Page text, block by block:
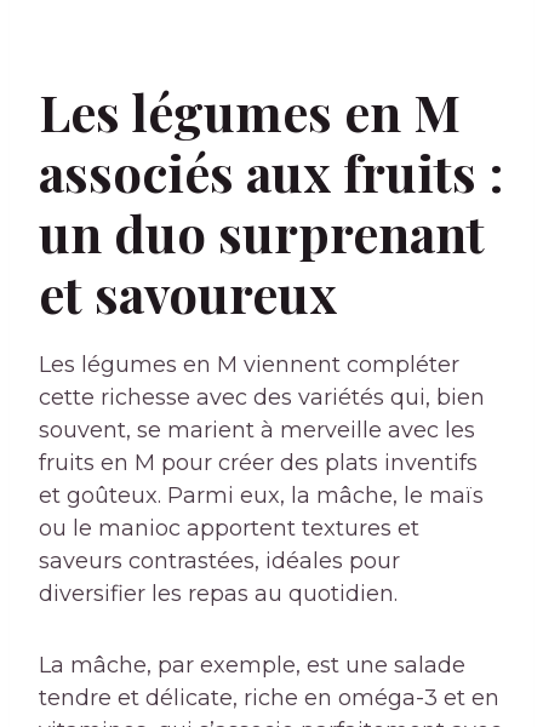
Les légumes en M
associés aux fruits :
un duo surprenant
et savoureux
Les légumes en M viennent compléter
cette richesse avec des variétés qui, bien
souvent, se marient à merveille avec les
fruits en M pour créer des plats inventifs
et goûteux. Parmi eux, la mâche, le maïs
ou le manioc apportent textures et
saveurs contrastées, idéales pour
diversifier les repas au quotidien.
La mâche, par exemple, est une salade
tendre et délicate, riche en oméga-3 et en